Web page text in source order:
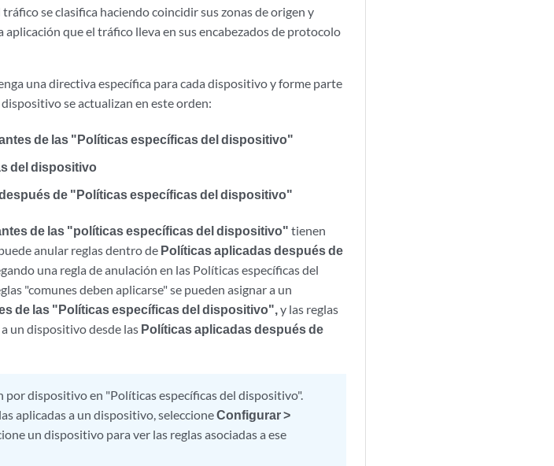
se clasifica haciendo coincidir sus zonas de origen y
que el tráfico lleva en sus encabezados de protocolo
una directiva específica para cada dispositivo y forme parte
se actualizan en este orden:
de las "Políticas específicas del dispositivo"
del dispositivo
de "Políticas específicas del dispositivo"
de las "políticas específicas del dispositivo" tienen
anular reglas dentro de Políticas aplicadas después de
una regla de anulación en las Políticas específicas del
"comunes deben aplicarse" se pueden asignar a un
de las "Políticas específicas del dispositivo",y las reglas
un dispositivo desde las Políticas aplicadas después de
por dispositivo en "Políticas específicas del dispositivo".
aplicadas a un dispositivo, seleccioneConfigurar >
un dispositivo para ver las reglas asociadas a ese